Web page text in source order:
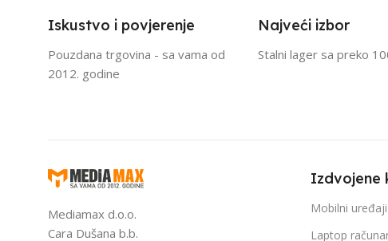
Iskustvo i povjerenje
Pouzdana trgovina - sa vama od
2012. godine
Najveći izbor
Stalni lager sa preko
Mediamax d.o.o.
Cara Dušana b.b.
Izdvojene
Mobilni uređaji
Laptop